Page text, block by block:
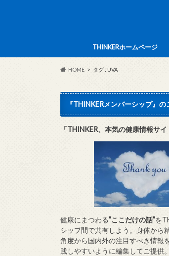
THINKERホームページ
HOME タグ : UVA
『THINKERメンバーシップ』の
「THINKER、本気の健康情報サイ
健康にまつわる”ここだけの話”を
シップ間で共有しよう。身体から
角度から国内外の注目すべき情報
践しやすいように編集してご提供